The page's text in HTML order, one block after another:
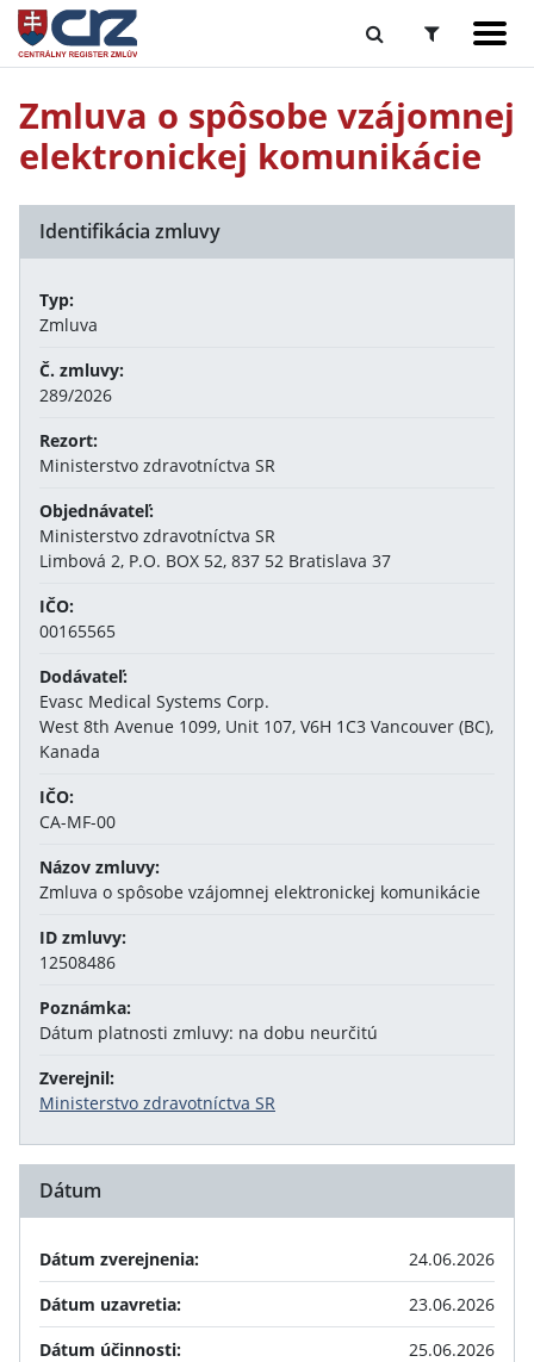
Zmluva o spôsobe vzájomnej
elektronickej komunikácie
Identifikácia zmluvy
Typ:
Zmluva
Č. zmluvy:
289/2026
Rezort:
Ministerstvo zdravotníctva SR
Objednávateľ:
Ministerstvo zdravotníctva SR
Limbová 2, P.O. BOX 52, 837 52 Bratislava 37
IČO:
00165565
Dodávateľ:
Evasc Medical Systems Corp.
West 8th Avenue 1099, Unit 107, V6H 1C3 Vancouver (BC),
Kanada
IČO:
CA-MF-00
Názov zmluvy:
Zmluva o spôsobe vzájomnej elektronickej komunikácie
ID zmluvy:
12508486
Poznámka:
Dátum platnosti zmluvy: na dobu neurčitú
Zverejnil:
Ministerstvo zdravotníctva SR
Dátum
Dátum zverejnenia:
24.06.2026
Dátum uzavretia:
23.06.2026
Dátum účinnosti:
25.06.2026